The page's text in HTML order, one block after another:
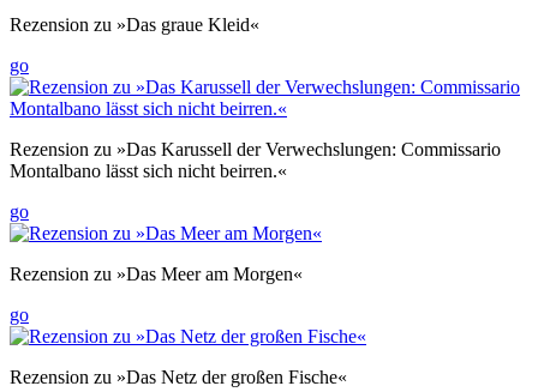
Rezension zu »Das graue Kleid«
go
Rezension zu »Das Karussell der Verwechslungen: Commissario
Montalbano lässt sich nicht beirren.«
go
Rezension zu »Das Meer am Morgen«
go
Rezension zu »Das Netz der großen Fische«